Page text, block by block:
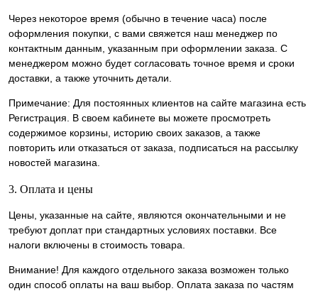
Через некоторое время (обычно в течение часа) после
оформления покупки, с вами свяжется наш менеджер по
контактным данным, указанным при оформлении заказа. С
менеджером можно будет согласовать точное время и сроки
доставки, а также уточнить детали.
Примечание: Для постоянных клиентов на сайте магазина есть
Регистрация. В своем кабинете вы можете просмотреть
содержимое корзины, историю своих заказов, а также
повторить или отказаться от заказа, подписаться на рассылку
новостей магазина.
3. Оплата и цены
Цены, указанные на сайте, являются окончательными и не
требуют доплат при стандартных условиях поставки. Все
налоги включены в стоимость товара.
Внимание! Для каждого отдельного заказа возможен только
один способ оплаты на ваш выбор. Оплата заказа по частям